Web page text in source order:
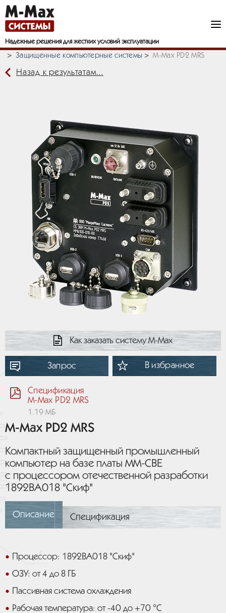
Надежные решения для жестких условий эксплуатации
Компьютеры для тяжелых условий эксплуатации
Защищенные компьютерные системы
M-Max PD2 MRS
Назад к результатам...
Как заказать систему М-Мах
Запрос В избранное
Спецификация
M-Max PD2 MRS
1.19 МБ
M-Max PD2 MRS
Компактный защищенный промышленный
компьютер на базе платы MM-CBE
с процессором отечественной разработки
1892ВА018 "Скиф"
Описание Спецификация
Процессор: 1892ВА018 "Скиф"
ОЗУ: от 4 до 8 ГБ
Пассивная система охлаждения
Рабочая температура: от -40 до +70 °C